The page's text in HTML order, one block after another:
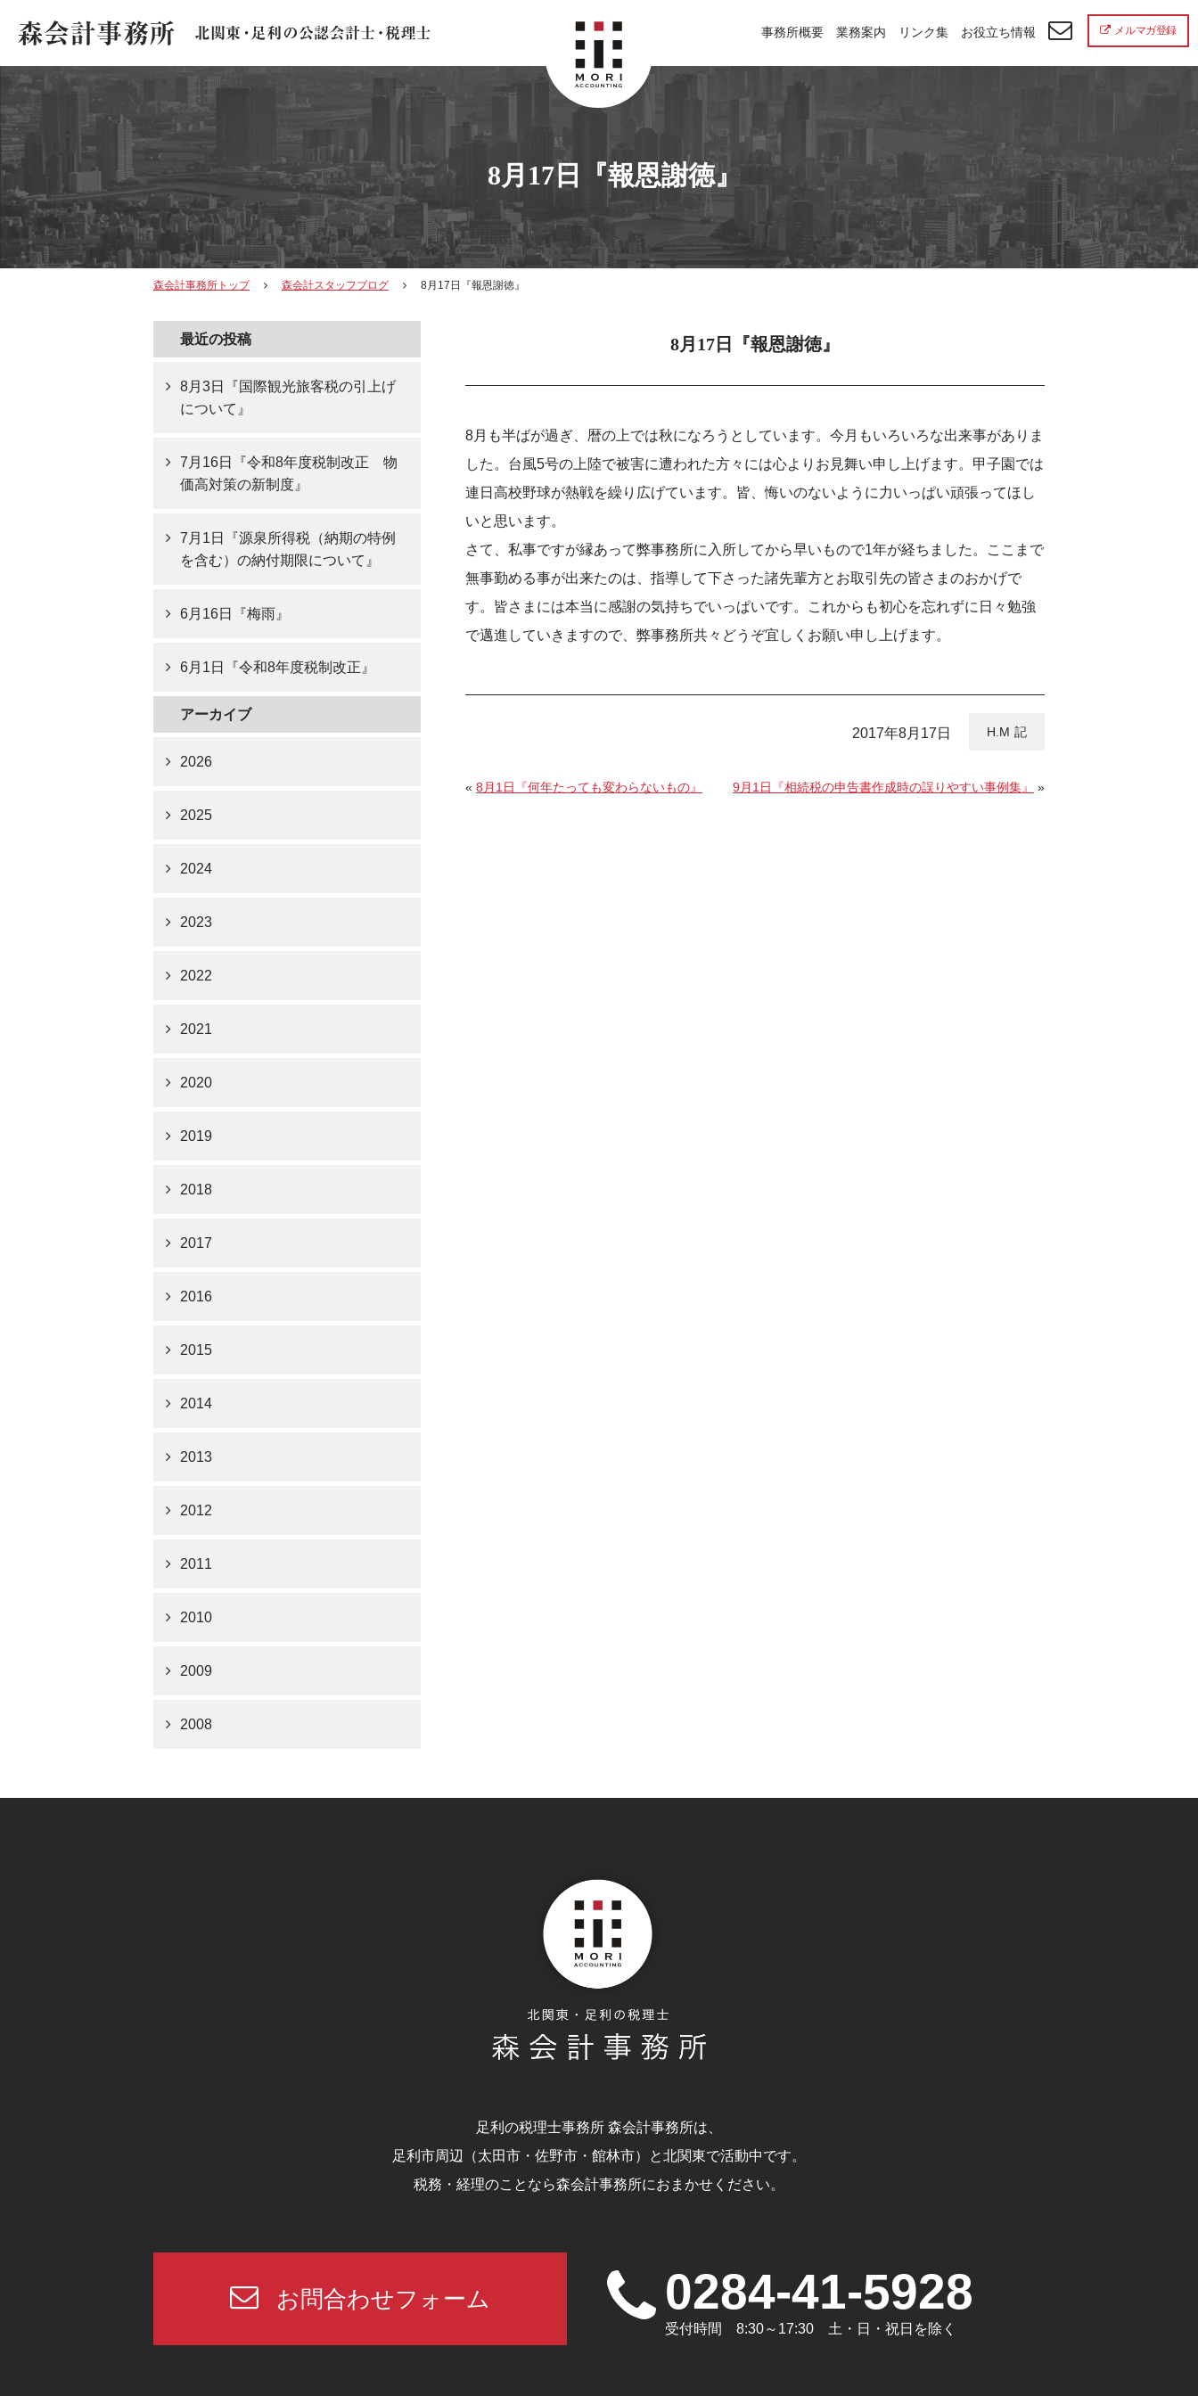
北関東 足利市の公認会計士・税理士事務所 森会計事務所
事務所概要 業務案内 リンク集 お役立ち情報 メルマガ登録
8月17日『報恩謝徳』
森会計事務所トップ 森会計スタッフブログ 8月17日『報恩謝徳』
8月17日『報恩謝徳』
8月も半ばが過ぎ、暦の上では秋になろうとしています。今月もいろいろな出来事がありま
した。台風5号の上陸で被害に遭われた方々には心よりお見舞い申し上げます。甲子園では
連日高校野球が熱戦を繰り広げています。皆、悔いのないように力いっぱい頑張ってほし
いと思います。
さて、私事ですが縁あって弊事務所に入所してから早いもので1年が経ちました。ここまで
無事勤める事が出来たのは、指導して下さった諸先輩方とお取引先の皆さまのおかげで
す。皆さまには本当に感謝の気持ちでいっぱいです。これからも初心を忘れずに日々勉強
で邁進していきますので、弊事務所共々どうぞ宜しくお願い申し上げます。
H.M
2017年8月17日
« 8月1日『何年たっても変わらないもの』 9月1日『相続税の申告書作成時の誤りやすい事例集』 »
最近の投稿
8月3日『国際観光旅客税の引上げ
について』
7月16日『令和8年度税制改正 物
価高対策の新制度』
7月1日『源泉所得税（納期の特例
を含む）の納付期限について』
6月16日『梅雨』
6月1日『令和8年度税制改正』
アーカイブ
2026
2025
2024
2023
2022
2021
2020
2019
2018
2017
2016
2015
2014
2013
2012
2011
2010
2009
2008
足利の税理士事務所 森会計事務所は、
足利市周辺（太田市・佐野市・館林市）と北関東で活動中です。
税務・経理のことなら森会計事務所におまかせください。
お問合わせフォーム 0284-41-5928
受付時間 8:30～17:30 土・日・祝日を除く